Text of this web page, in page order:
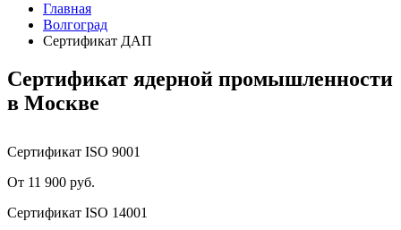
Главная
Волгоград
Сертификат ДАП
Сертификат ядерной промышленности
в Москве
Сертификат ISO 9001
От 11 900 руб.
Сертификат ISO 14001